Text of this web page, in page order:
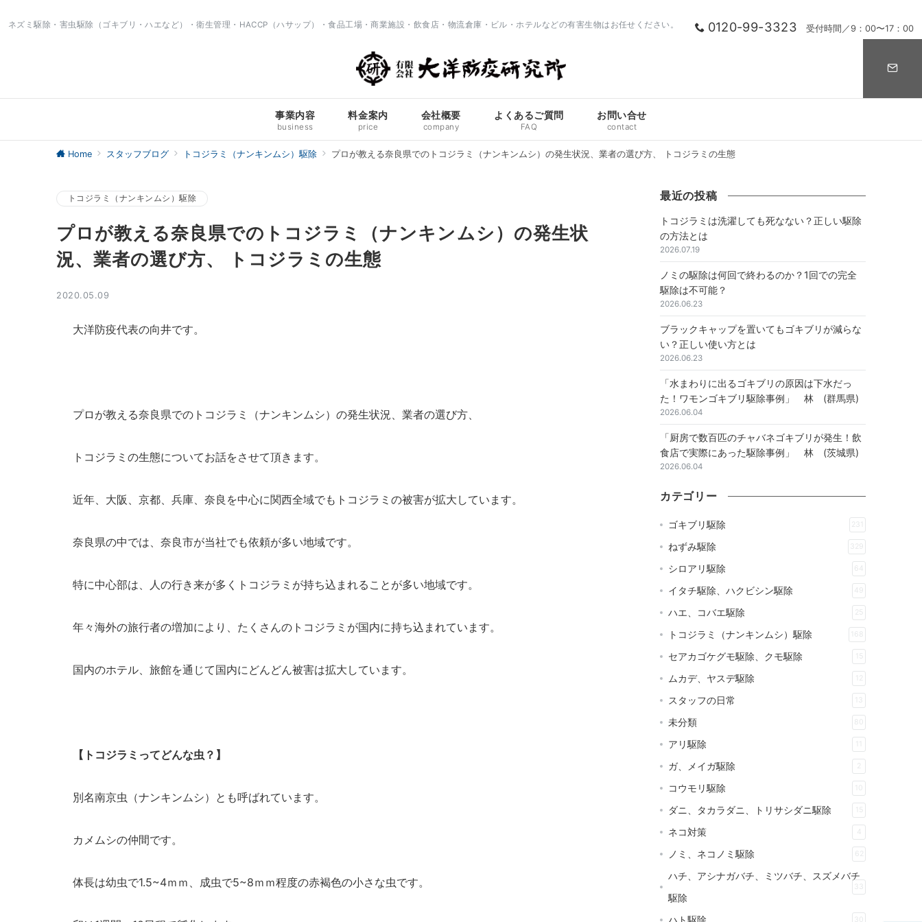
0120-99-3323 受付時間／9：00〜17：00
ネズミ駆除・害虫駆除（ゴキブリ・ハエなど）・衛生管理・HACCP（ハサップ）・食品工場・商業施設・飲食店・物流倉庫・ビル・ホテルなどの有害生物はお任せください。
事業内容
business
料金案内
price
会社概要
company
よくあるご質問
FAQ
お問い合せ
contact
Home スタッフブログ トコジラミ（ナンキンムシ）駆除 プロが教える奈良県でのトコジラミ（ナンキンムシ）の発生状況、業者の選び方、 トコジラミの生態
トコジラミ（ナンキンムシ）駆除
プロが教える奈良県でのトコジラミ（ナンキンムシ）の発生状
況、業者の選び方、 トコジラミの生態
2020.05.09
大洋防疫代表の向井です。
プロが教える奈良県でのトコジラミ（ナンキンムシ）の発生状況、業者の選び方、
トコジラミの生態についてお話をさせて頂きます。
近年、大阪、京都、兵庫、奈良を中心に関西全域でもトコジラミの被害が拡大しています。
奈良県の中では、奈良市が当社でも依頼が多い地域です。
特に中心部は、人の行き来が多くトコジラミが持ち込まれることが多い地域です。
年々海外の旅行者の増加により、たくさんのトコジラミが国内に持ち込まれています。
国内のホテル、旅館を通じて国内にどんどん被害は拡大しています。
【トコジラミってどんな虫？】
別名南京虫（ナンキンムシ）とも呼ばれています。
カメムシの仲間です。
体長は幼虫で1.5~4ｍｍ、成虫で5~8ｍｍ程度の赤褐色の小さな虫です。
最近の投稿
トコジラミは洗濯しても死なない？正しい駆除
の方法とは
2026.07.19
ノミの駆除は何回で終わるのか？1回での完全
駆除は不可能？
2026.06.23
ブラックキャップを置いてもゴキブリが減らな
い？正しい使い方とは
2026.06.23
「水まわりに出るゴキブリの原因は下水だっ
た！ワモンゴキブリ駆除事例」 林 (群馬県)
2026.06.04
「厨房で数百匹のチャバネゴキブリが発生！飲
食店で実際にあった駆除事例」 林 (茨城県)
2026.06.04
カテゴリー
ゴキブリ駆除 231
ねずみ駆除 329
シロアリ駆除 64
イタチ駆除、ハクビシン駆除 49
ハエ、コバエ駆除 25
トコジラミ（ナンキンムシ）駆除 168
セアカゴケグモ駆除、クモ駆除 15
ムカデ、ヤスデ駆除 12
スタッフの日常 13
未分類 80
アリ駆除
ガ、メイガ駆除 2
コウモリ駆除 10
ダニ、タカラダニ、トリサシダニ駆除 15
ネコ対策 4
ノミ、ネコノミ駆除 62
ハチ、アシナガバチ、ミツバチ、スズメバチ
駆除
33
ハト駆除 30